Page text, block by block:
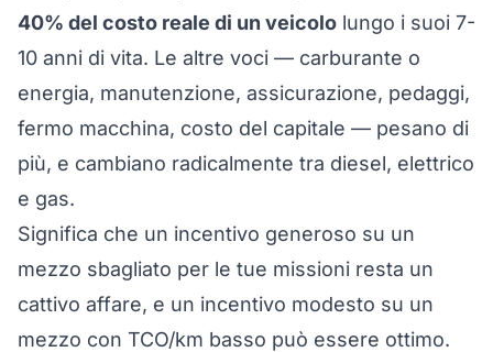
40% del costo reale di un veicolo lungo i suoi 7-
10 anni di vita. Le altre voci — carburante o
energia, manutenzione, assicurazione, pedaggi,
fermo macchina, costo del capitale — pesano di
più, e cambiano radicalmente tra diesel, elettrico
e gas.
Significa che un incentivo generoso su un
mezzo sbagliato per le tue missioni resta un
cattivo affare, e un incentivo modesto su un
mezzo con TCO/km basso può essere ottimo.